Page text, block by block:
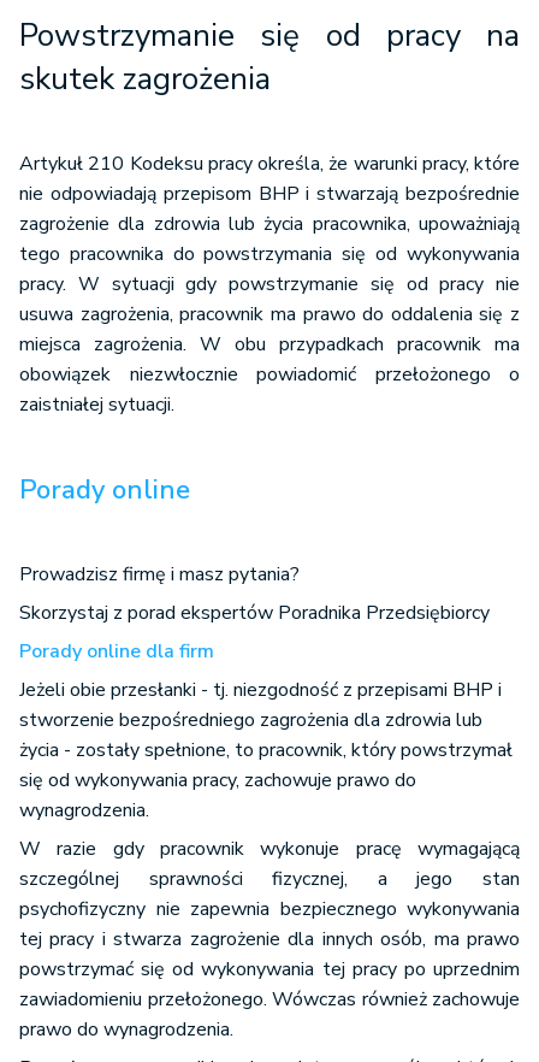
Powstrzymanie się od pracy na
skutek zagrożenia
Artykuł 210 Kodeksu pracy określa, że warunki pracy, które
nie odpowiadają przepisom BHP i stwarzają bezpośrednie
zagrożenie dla zdrowia lub życia pracownika, upoważniają
tego pracownika do powstrzymania się od wykonywania
pracy. W sytuacji gdy powstrzymanie się od pracy nie
usuwa zagrożenia, pracownik ma prawo do oddalenia się z
miejsca zagrożenia. W obu przypadkach pracownik ma
obowiązek niezwłocznie powiadomić przełożonego o
zaistniałej sytuacji.
Porady online
Prowadzisz firmę i masz pytania?
Skorzystaj z porad ekspertów Poradnika Przedsiębiorcy
Porady online dla firm
Jeżeli obie przesłanki - tj. niezgodność z przepisami BHP i
stworzenie bezpośredniego zagrożenia dla zdrowia lub
życia - zostały spełnione, to pracownik, który powstrzymał
się od wykonywania pracy, zachowuje prawo do
wynagrodzenia.
W razie gdy pracownik wykonuje pracę wymagającą
szczególnej sprawności fizycznej, a jego stan
psychofizyczny nie zapewnia bezpiecznego wykonywania
tej pracy i stwarza zagrożenie dla innych osób, ma prawo
powstrzymać się od wykonywania tej pracy po uprzednim
zawiadomieniu przełożonego. Wówczas również zachowuje
prawo do wynagrodzenia.